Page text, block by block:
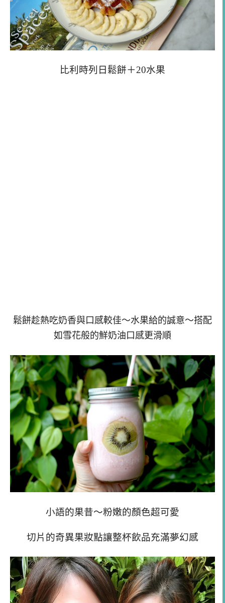
比利時列日鬆餅＋20水果
鬆餅趁熱吃奶香與口感較佳～水果給的誠意～搭配
如雪花般的鮮奶油口感更滑順
小語的果昔～粉嫩的顏色超可愛
切片的奇異果妝點讓整杯飲品充滿夢幻感